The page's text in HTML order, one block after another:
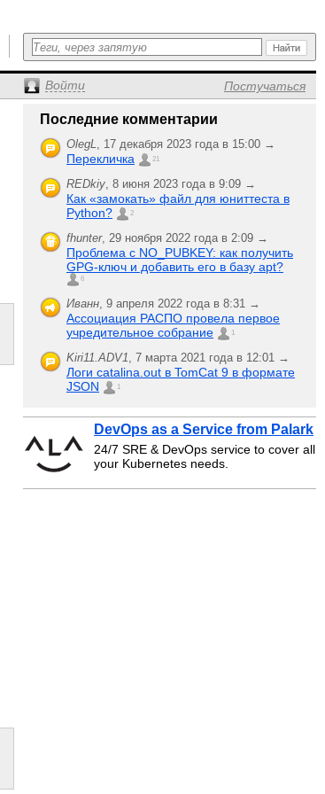
Войти Постучаться
Последние комментарии
OlegL, 17 декабря 2023 года в 15:00 →
Перекличка 21
REDkiy, 8 июня 2023 года в 9:09 →
Как «замокать» файл для юниттеста в
Python?
2
fhunter, 29 ноября 2022 года в 2:09 →
Проблема с NO_PUBKEY: как получить
GPG-ключ и добавить его в базу apt?
6
Иванн, 9 апреля 2022 года в 8:31 →
Ассоциация РАСПО провела первое
учредительное собрание
1
Kiri11.ADV1, 7 марта 2021 года в 12:01 →
Логи catalina.out в TomCat 9 в формате
JSON
1
DevOps as a Service from Palark
24/7 SRE & DevOps service to cover all
your Kubernetes needs.